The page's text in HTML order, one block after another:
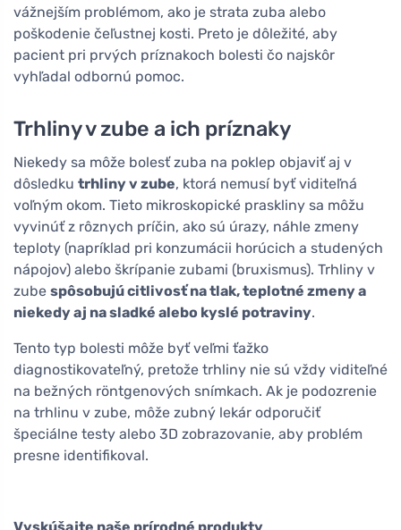
vážnejším problémom, ako je strata zuba alebo
poškodenie čeľustnej kosti. Preto je dôležité, aby
pacient pri prvých príznakoch bolesti čo najskôr
vyhľadal odbornú pomoc.
Trhliny v zube a ich príznaky
Niekedy sa môže bolesť zuba na poklep objaviť aj v
dôsledku trhliny v zube, ktorá nemusí byť viditeľná
voľným okom. Tieto mikroskopické praskliny sa môžu
vyvinúť z rôznych príčin, ako sú úrazy, náhle zmeny
teploty (napríklad pri konzumácii horúcich a studených
nápojov) alebo škrípanie zubami (bruxismus). Trhliny v
zube spôsobujú citlivosť na tlak, teplotné zmeny a
niekedy aj na sladké alebo kyslé potraviny.
Tento typ bolesti môže byť veľmi ťažko
diagnostikovateľný, pretože trhliny nie sú vždy viditeľné
na bežných röntgenových snímkach. Ak je podozrenie
na trhlinu v zube, môže zubný lekár odporučiť
špeciálne testy alebo 3D zobrazovanie, aby problém
presne identifikoval.
Vyskúšajte naše prírodné produkty